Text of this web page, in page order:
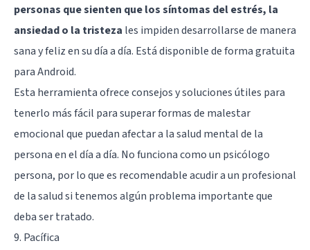
personas que sienten que los síntomas del estrés, la
ansiedad o la tristeza les impiden desarrollarse de manera
sana y feliz en su día a día. Está disponible de forma gratuita
para Android.
Esta herramienta ofrece consejos y soluciones útiles para
tenerlo más fácil para superar formas de malestar
emocional que puedan afectar a la salud mental de la
persona en el día a día. No funciona como un psicólogo
persona, por lo que es recomendable acudir a un profesional
de la salud si tenemos algún problema importante que
deba ser tratado.
9. Pacífica